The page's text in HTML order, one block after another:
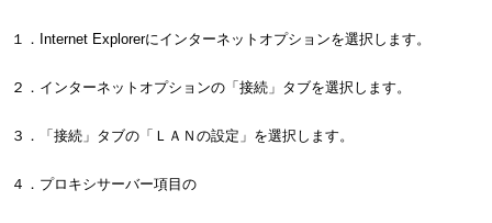
１．Internet Explorerにインターネットオプションを選択します。
２．インターネットオプションの「接続」タブを選択します。
３．「接続」タブの「ＬＡＮの設定」を選択します。
４．プロキシサーバー項目の